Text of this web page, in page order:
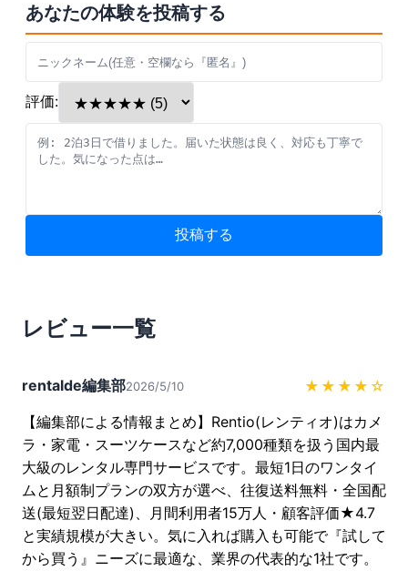
あなたの体験を投稿する
評価:
投稿する
レビュー一覧
rentalde編集部2026/5/10 ★★★★ ☆
【編集部による情報まとめ】Rentio(レンティオ)はカメ
ラ・家電・スーツケースなど約7,000種類を扱う国内最
大級のレンタル専門サービスです。最短1日のワンタイ
ムと月額制プランの双方が選べ、往復送料無料・全国配
送(最短翌日配達)、月間利用者15万人・顧客評価★4.7
と実績規模が大きい。気に入れば購入も可能で『試して
から買う』ニーズに最適な、業界の代表的な1社です。